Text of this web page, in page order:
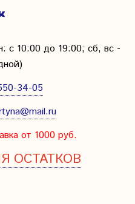
с 10:00 до 19:00; сб, вс -
)
34-05
от 1000 руб.
ОСТАТКОВ